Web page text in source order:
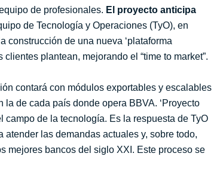
de profesionales. El proyecto anticipa
de Tecnología y Operaciones (TyO), en
de una nueva ‘plataforma
plantean, mejorando el “time to market”.
contará con módulos exportables y escalables
de cada país donde opera BBVA. ‘Proyecto
campo de la tecnología. Es la respuesta de TyO
las demandas actuales y, sobre todo,
mejores bancos del siglo XXI. Este proceso se